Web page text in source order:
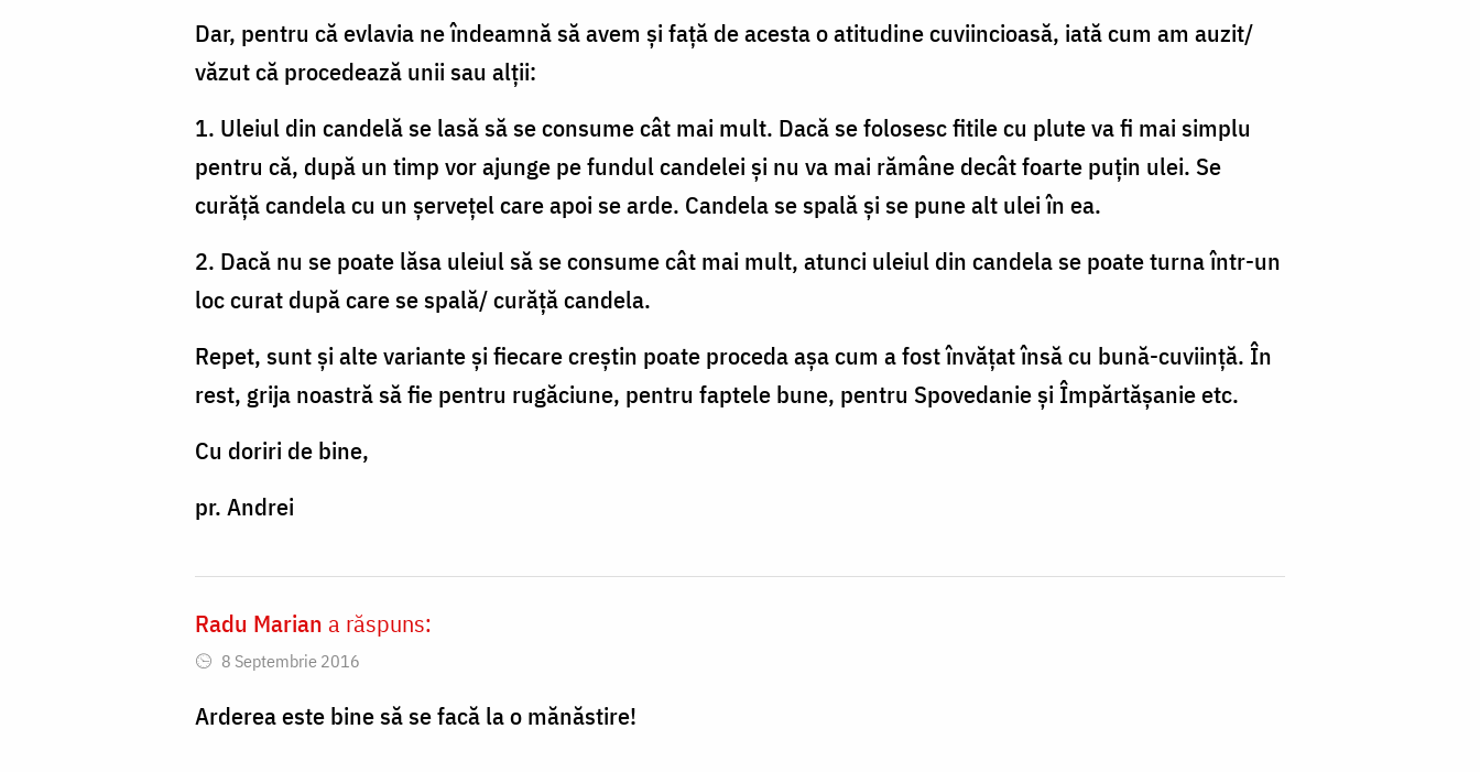
Dar, pentru că evlavia ne îndeamnă să avem și față de acesta o atitudine cuviincioasă, iată cum am auzit/
văzut că procedează unii sau alții:
1. Uleiul din candelă se lasă să se consume cât mai mult. Dacă se folosesc fitile cu plute va fi mai simplu
pentru că, după un timp vor ajunge pe fundul candelei și nu va mai rămâne decât foarte puțin ulei. Se
curăță candela cu un șervețel care apoi se arde. Candela se spală și se pune alt ulei în ea.
2. Dacă nu se poate lăsa uleiul să se consume cât mai mult, atunci uleiul din candela se poate turna într-un
loc curat după care se spală/ curăță candela.
Repet, sunt și alte variante și fiecare creștin poate proceda așa cum a fost învățat însă cu bună-cuviință. În
rest, grija noastră să fie pentru rugăciune, pentru faptele bune, pentru Spovedanie și Împărtășanie etc.
Cu doriri de bine,
pr. Andrei
Radu Marian a răspuns:
8 Septembrie 2016
Arderea este bine să se facă la o mănăstire!